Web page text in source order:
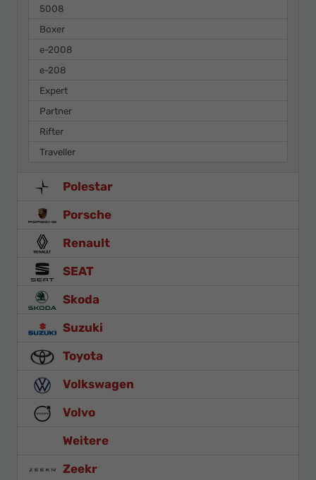
5008
Boxer
e-2008
e-208
Expert
Partner
Rifter
Traveller
Polestar
Porsche
Renault
SEAT
Skoda
Suzuki
Toyota
Volkswagen
Volvo
Weitere
Zeekr